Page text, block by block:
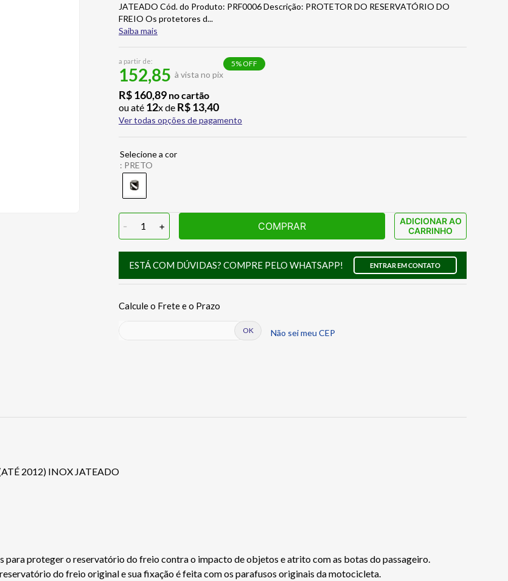
JATEADO Cód. do Produto: PRF0006 Descrição: PROTETOR DO RESERVATÓRIO DO
FREIO Os protetores d...
Saiba mais
a partir de:
152,85 à vista no pix
5% OFF
R$160,89 no cartão
ou até 12x de R$13,40
Ver todas opções de pagamento
: PRETO
- 1 + COMPRAR
ADICIONAR AO
CARRINHO
ESTÁ COM DÚVIDAS? COMPRE PELO WHATSAPP! ENTRAR EM CONTATO
Não sei meu CEP
2012) INOX JATEADO
proteger o reservatório do freio contra o impacto de objetos e atrito com as botas do passageiro.
do freio original e sua fixação é feita com os parafusos originais da motocicleta.